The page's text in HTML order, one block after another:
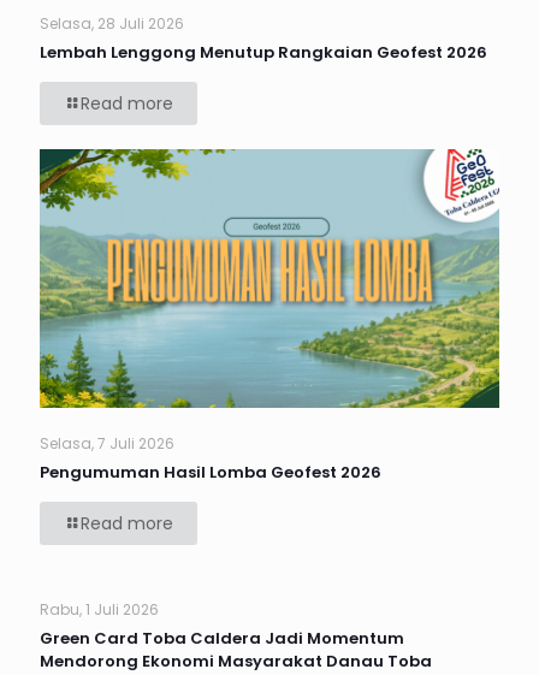
Selasa, 28 Juli 2026
Lembah Lenggong Menutup Rangkaian Geofest 2026
Read more
Selasa, 7 Juli 2026
Pengumuman Hasil Lomba Geofest 2026
Read more
Rabu, 1 Juli 2026
Green Card Toba Caldera Jadi Momentum
Mendorong Ekonomi Masyarakat Danau Toba